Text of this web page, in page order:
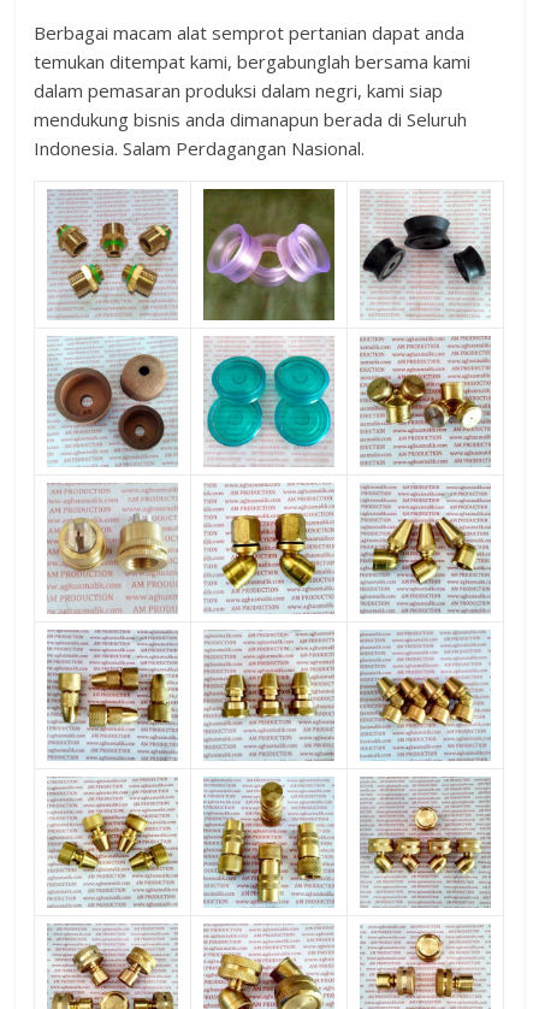
Berbagai macam alat semprot pertanian dapat anda
temukan ditempat kami, bergabunglah bersama kami
dalam pemasaran produksi dalam negri, kami siap
mendukung bisnis anda dimanapun berada di Seluruh
Indonesia. Salam Perdagangan Nasional.